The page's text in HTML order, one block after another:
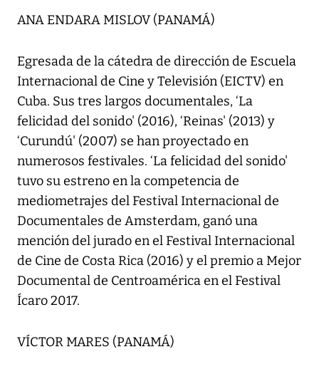
ANA ENDARA MISLOV (PANAMÁ)
Egresada de la cátedra de dirección de Escuela
Internacional de Cine y Televisión (EICTV) en
Cuba. Sus tres largos documentales, ‘La
felicidad del sonido' (2016), ‘Reinas' (2013) y
‘Curundú' (2007) se han proyectado en
numerosos festivales. ‘La felicidad del sonido'
tuvo su estreno en la competencia de
mediometrajes del Festival Internacional de
Documentales de Amsterdam, ganó una
mención del jurado en el Festival Internacional
de Cine de Costa Rica (2016) y el premio a Mejor
Documental de Centroamérica en el Festival
Ícaro 2017.
VÍCTOR MARES (PANAMÁ)